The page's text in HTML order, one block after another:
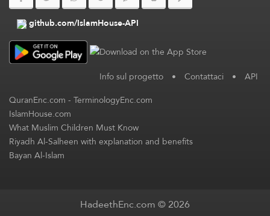
github.com/IslamHouse-API
Info sul progetto • Contattaci • API
QuranEnc.com-TerminologyEnc.com
IslamHouse.com
What Muslim Children Must Know
Riyadh Al-Salheen with explanation and benefits
Bayan Al-Islam
HadeethEnc.com © 2026